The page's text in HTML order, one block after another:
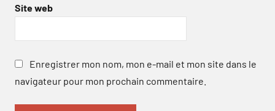
Site web
Enregistrer mon nom, mon e-mail et mon site dans le
navigateur pour mon prochain commentaire.